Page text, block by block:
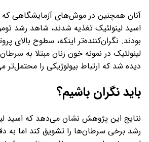
آنان همچنین در موش‌های آزمایشگاهی که
اسید لینولئیک تغذیه شدند، شاهد رشد
لینولئیک در نمونه خون زنان مبتلا به
دیده شد که ارتباط بیولوژیکی را محتمل‌تر
باید نگران باشیم؟
نتایج این پژوهش نشان می‌دهد که اسید
رشد برخی سرطان‌ها را تشویق کند اما به